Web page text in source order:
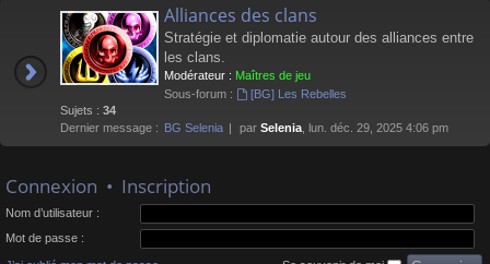
Alliances des clans
Stratégie et diplomatie autour des alliances entre
les clans.
Modérateur : Maîtres de jeu
Sous-forum :
[BG] Les Rebelles
Sujets : 34
Dernier message : BG Selenia par Selenia , lun. déc. 29, 2025 4:06 pm
Connexion • Inscription
Nom d’utilisateur :
Mot de passe :